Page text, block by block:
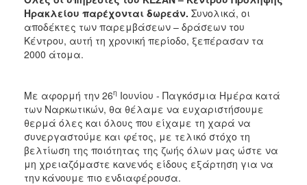
Ηρακλείου παρέχονται δωρεάν. Συνολικά, οι
αποδέκτες των παρεμβάσεων – δράσεων του
Κέντρου, αυτή τη χρονική περίοδο, ξεπέρασαν τα
2000 άτομα.
Με αφορμή την 26η Ιουνίου - Παγκόσμια Ημέρα κατά
των Ναρκωτικών, θα θέλαμε να ευχαριστήσουμε
θερμά όλες και όλους που είχαμε τη χαρά να
συνεργαστούμε και φέτος, με τελικό στόχο τη
βελτίωση της ποιότητας της ζωής όλων μας ώστε να
μη χρειαζόμαστε κανενός είδους εξάρτηση για να
την κάνουμε πιο ενδιαφέρουσα.